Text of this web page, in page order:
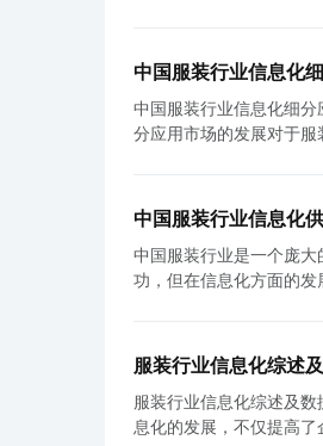
中国服装行业信息化
中国服装行业信息化细分应用市场发展状况 随着互联网和数字技术的迅猛
分应用市场的发展对于
管理、生产管理和库存管理等方面引入
展也带动了相关产业的
足企业的多元化需求。另
支付等相关产业的发展。 第三，随着消费者需求的不断升级，中国服装行业信息化细分应用市场正从过去的生产导向转变为消费导
企业更准确地把握消费者的需求。 最后，中国服装行业信息化细分应用市场的发展还面临一
营成本高，对于一些中
泄露和网络攻击等问题严
所述，中国服装行业信
中国服装行业信息化
中国服装行业是一个庞
功，但在信息化方面的发展仍然存在一些痛点。 首先，我们来看一下
们希望能够通过移动设备和互联网来获得
给予了高度关注，但在实际推进过程中仍然存在一些痛
通常是一个复杂的全球
业之间的合作和协同效果并
服装行业信息化综述
服装行业信息化综述及数据来源说明 随着科技的迅猛发展，各行各业都在不断推进信息化
息化的发展，不仅提高